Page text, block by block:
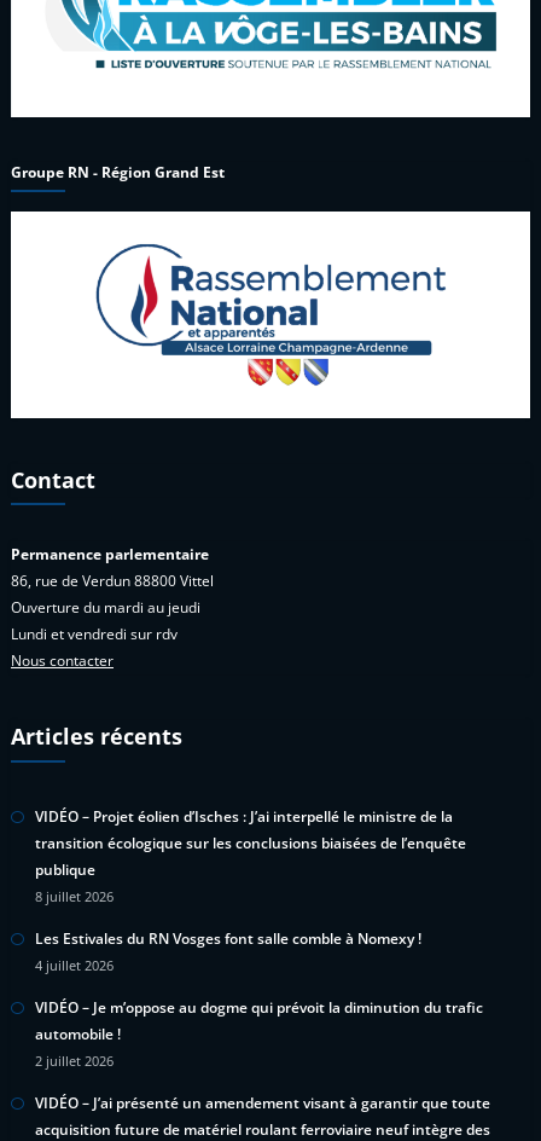
Groupe RN - Région Grand Est
Contact
Permanence parlementaire
86, rue de Verdun 88800 Vittel
Ouverture du mardi au jeudi
Lundi et vendredi sur rdv
Nous contacter
Articles récents
VIDÉO – Projet éolien d’Isches : J’ai interpellé le ministre de la
transition écologique sur les conclusions biaisées de l’enquête
publique
8 juillet 2026
Les Estivales du RN Vosges font salle comble à Nomexy !
4 juillet 2026
VIDÉO – Je m’oppose au dogme qui prévoit la diminution du trafic
automobile !
2 juillet 2026
VIDÉO – J’ai présenté un amendement visant à garantir que toute
acquisition future de matériel roulant ferroviaire neuf intègre des